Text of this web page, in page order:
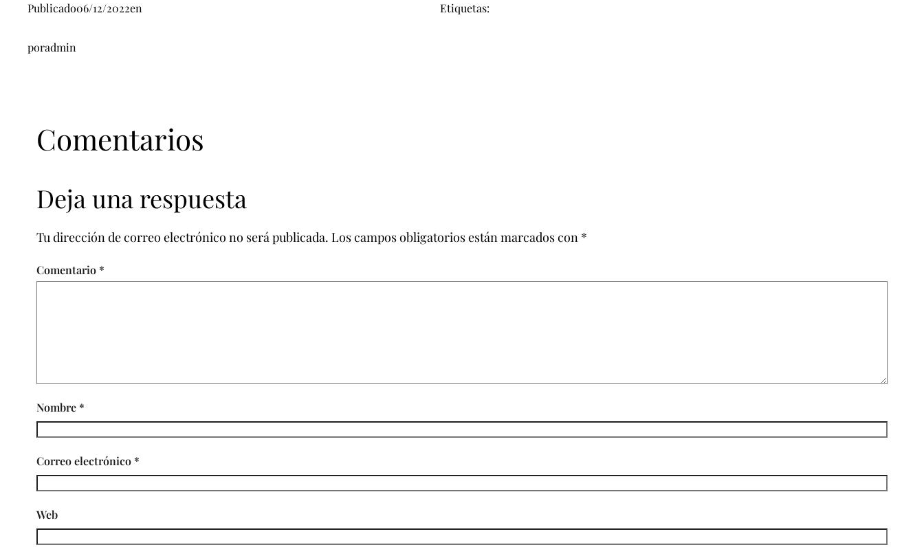
Publicado06/12/2022en
poradmin
Etiquetas:
Comentarios
Deja una respuesta
Tu dirección de correo electrónico no será publicada. Los campos obligatorios están marcados con *
Comentario *
Nombre *
Correo electrónico *
Web